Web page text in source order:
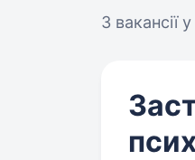
3 вакансіїу